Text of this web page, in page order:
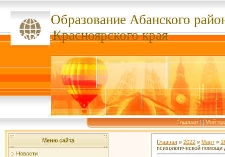
Образование Абанского
сссссссКрасноярского края
Главная | | Мой
Меню сайта
Новости
Главная » 2022 » Март »
психологической помощи